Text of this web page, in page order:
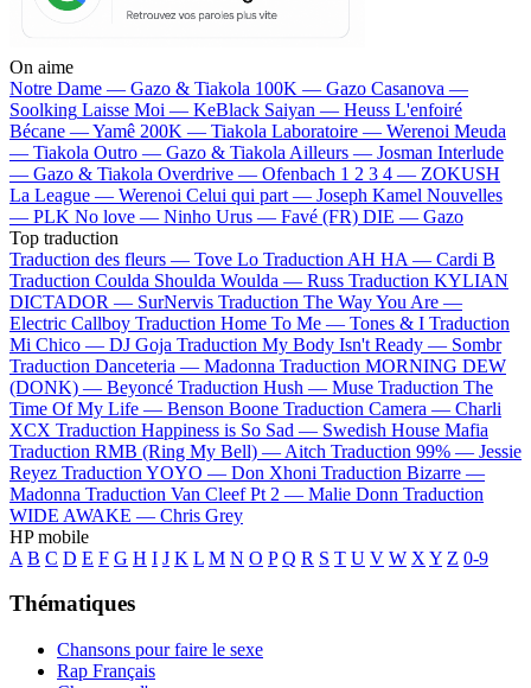
On aime
Notre Dame — Gazo & Tiakola 100K — Gazo Casanova —
Soolking Laisse Moi — KeBlack Saiyan — Heuss L'enfoiré
Bécane —Yamê 200K — Tiakola Laboratoire — Werenoi Meuda
— Tiakola Outro — Gazo & Tiakola Ailleurs — Josman Interlude
— Gazo & Tiakola Overdrive — Ofenbach 1 2 3 4 — ZOKUSH
La League — Werenoi Celui qui part — Joseph Kamel Nouvelles
— PLK No love — Ninho Urus — Favé (FR) DIE — Gazo
Top traduction
Traduction des fleurs — Tove Lo Traduction AH HA — Cardi B
Traduction Coulda Shoulda Woulda — Russ Traduction KYLIAN
DICTADOR — SurNervis Traduction The Way You Are —
Electric Callboy Traduction Home To Me — Tones & I Traduction
Mi Chico — DJ Goja Traduction My Body Isn't Ready — Sombr
Traduction Danceteria — Madonna Traduction MORNING DEW
(DONK) — Beyoncé Traduction Hush — Muse Traduction The
Time Of My Life — Benson Boone Traduction Camera — Charli
XCX Traduction Happiness is So Sad — Swedish House Mafia
Traduction RMB (Ring My Bell) — Aitch Traduction 99% — Jessie
Reyez Traduction YOYO — Don Xhoni Traduction Bizarre —
Madonna Traduction Van Cleef Pt 2 — Malie Donn Traduction
WIDE AWAKE — Chris Grey
HP mobile
A B C D E F G H I J K L M N O P Q R S T U V W X Y Z 0-9
Thématiques
Chansons pour faire le sexe
Rap Français